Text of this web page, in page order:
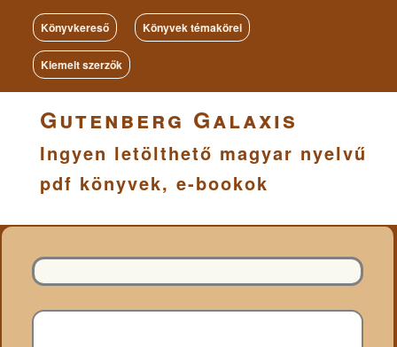
Könyvkereső Könyvek témakörei
Kiemelt szerzők
Gutenberg Galaxis
Ingyen letölthető magyar nyelvű
pdf könyvek, e-bookok